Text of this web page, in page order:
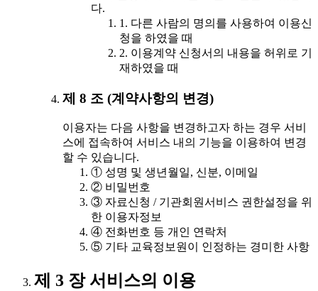
다.
1. 다른 사람의 명의를 사용하여 이용신
청을 하였을 때
2. 이용계약 신청서의 내용을 허위로 기
재하였을 때
제 8 조 (계약사항의 변경)
이용자는 다음 사항을 변경하고자 하는 경우 서비
스에 접속하여 서비스 내의 기능을 이용하여 변경
할 수 있습니다.
① 성명 및 생년월일, 신분, 이메일
② 비밀번호
③ 자료신청 / 기관회원서비스 권한설정을 위
한 이용자정보
④ 전화번호 등 개인 연락처
⑤ 기타 교육정보원이 인정하는 경미한 사항
제 3 장 서비스의 이용